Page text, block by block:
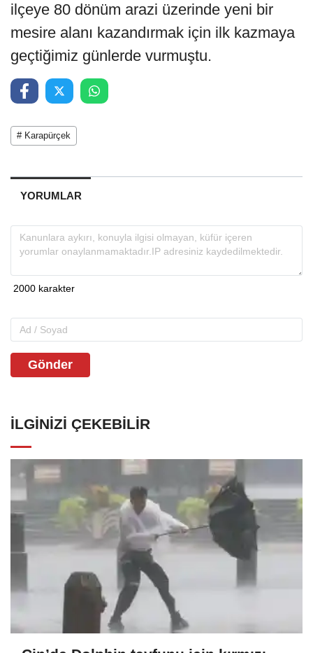
ilçeye 80 dönüm arazi üzerinde yeni bir
mesire alanı kazandırmak için ilk kazmaya
geçtiğimiz günlerde vurmuştu.
# Karapürçek
YORUMLAR
Gönder
İLGINIZI ÇEKEBILIR